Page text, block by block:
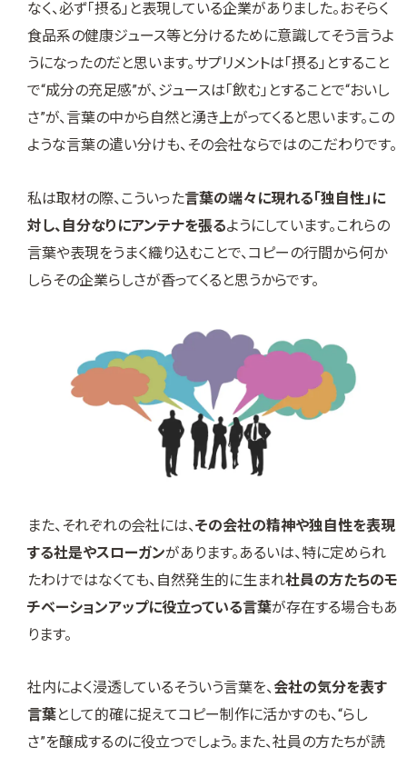
なく、必ず「摂る」と表現している企業がありました。おそらく
食品系の健康ジュース等と分けるために意識してそう言うよ
うになったのだと思います。サプリメントは「摂る」とすること
で“成分の充足感”が、ジュースは「飲む」とすることで“おいし
さ”が、言葉の中から自然と湧き上がってくると思います。この
ような言葉の遣い分けも、その会社ならではのこだわりです。
私は取材の際、こういった言葉の端々に現れる「独自性」に
対し、自分なりにアンテナを張るようにしています。これらの
言葉や表現をうまく織り込むことで、コピーの行間から何か
しらその企業らしさが香ってくると思うからです。
また、それぞれの会社には、その会社の精神や独自性を表現
する社是やスローガンがあります。あるいは、特に定められ
たわけではなくても、自然発生的に生まれ社員の方たちのモ
チベーションアップに役立っている言葉が存在する場合もあ
ります。
社内によく浸透しているそういう言葉を、会社の気分を表す
言葉として的確に捉えてコピー制作に活かすのも、“らし
さ”を醸成するのに役立つでしょう。また、社員の方たちが読